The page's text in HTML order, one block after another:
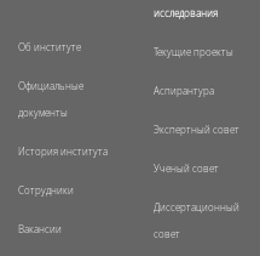
Об институте
Официальные
документы
История института
Сотрудники
Вакансии
исследования
Текущие проекты
Аспирантура
Экспертный совет
Ученый совет
Диссертационный
совет